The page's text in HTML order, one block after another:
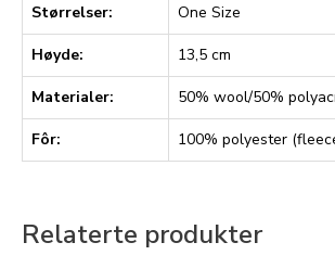
Størrelser: One Size
Høyde: 13,5 cm
Materialer: 50% wool/50%
Fôr: 100% polyester
Relaterte produkter